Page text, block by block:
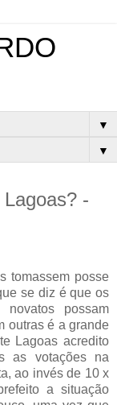
▼
▼
-
tomassem posse
se diz é que os
possam
outras é a grande
Lagoas acredito
as votações na
ao invés de 10 x
a situação